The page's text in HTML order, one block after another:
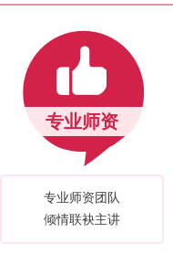
专业师资
专业师资团队
倾情联袂主讲